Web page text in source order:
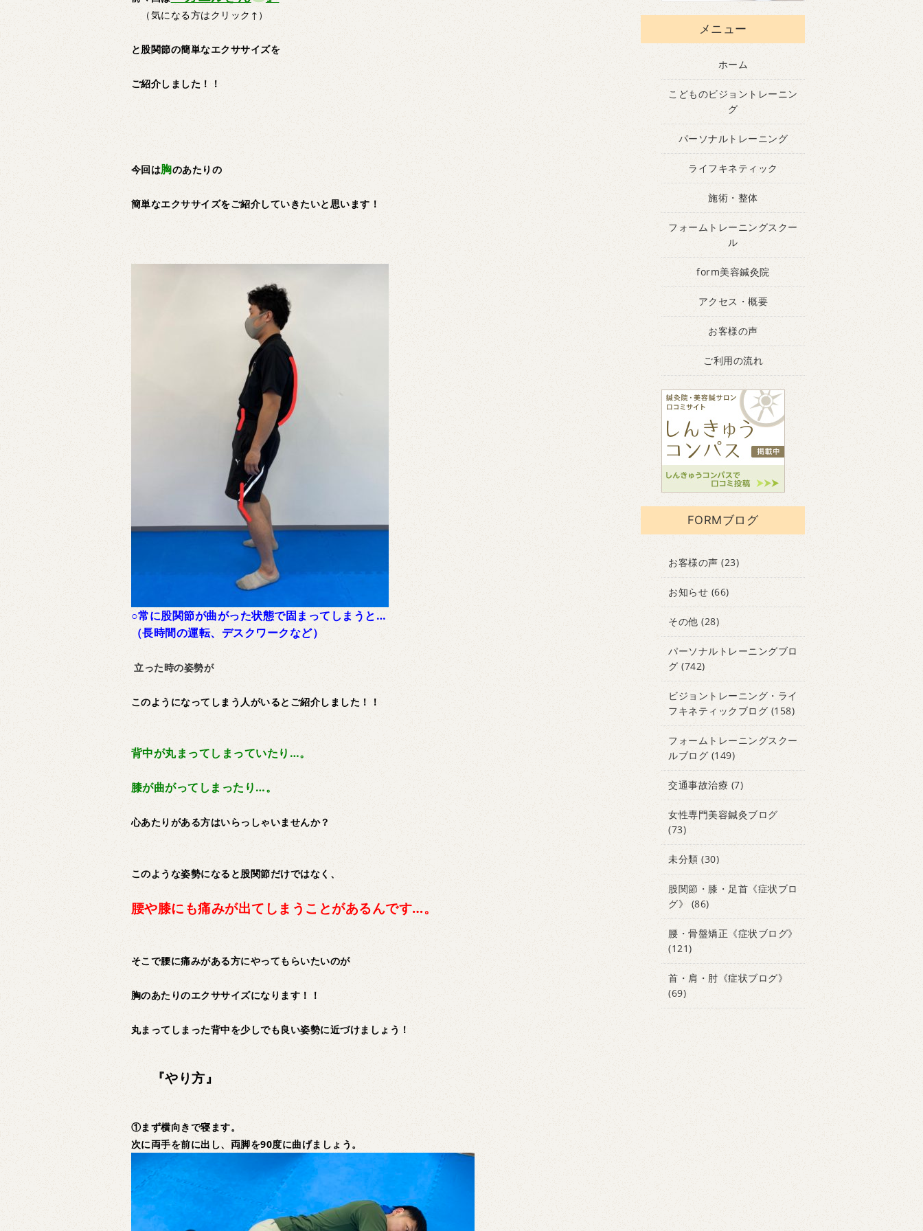
（気になる方はクリック↑）
と股関節の簡単なエクササイズを
ご紹介しました！！
今回は胸のあたりの
簡単なエクササイズをご紹介していきたいと思います！
○常に股関節が曲がった状態で固まってしまうと…
（長時間の運転、デスクワークなど）
立った時の姿勢が
このようになってしまう人がいるとご紹介しました！！
背中が丸まってしまっていたり…。
膝が曲がってしまったり…。
心あたりがある方はいらっしゃいませんか？
このような姿勢になると股関節だけではなく、
腰や膝にも痛みが出てしまうことがあるんです…。
そこで腰に痛みがある方にやってもらいたいのが
胸のあたりのエクササイズになります！！
丸まってしまった背中を少しでも良い姿勢に近づけましょう！
『やり方』
①まず横向きで寝ます。
次に両手を前に出し、両脚を90度に曲げましょう。
メニュー
ホーム
こどものビジョントレーニン
グ
パーソナルトレーニング
ライフキネティック
施術・整体
フォームトレーニングスクー
ル
form美容鍼灸院
アクセス・概要
お客様の声
ご利用の流れ
FORMブログ
お客様の声 (23)
お知らせ (66)
その他 (28)
パーソナルトレーニングブロ
グ (742)
ビジョントレーニング・ライ
フキネティックブログ (158)
フォームトレーニングスクー
ルブログ(149)
交通事故治療 (7)
女性専門美容鍼灸ブログ
(73)
未分類 (30)
股関節・膝・足首《症状ブロ
グ》
(86)
腰・骨盤矯正《症状ブログ》
(121)
首・肩・肘《症状ブログ》
(69)